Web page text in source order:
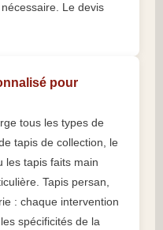
Le devis
pour
tous les types de
tapis de collection, le
les tapis faits main
Tapis persan,
: chaque intervention
spécificités de la